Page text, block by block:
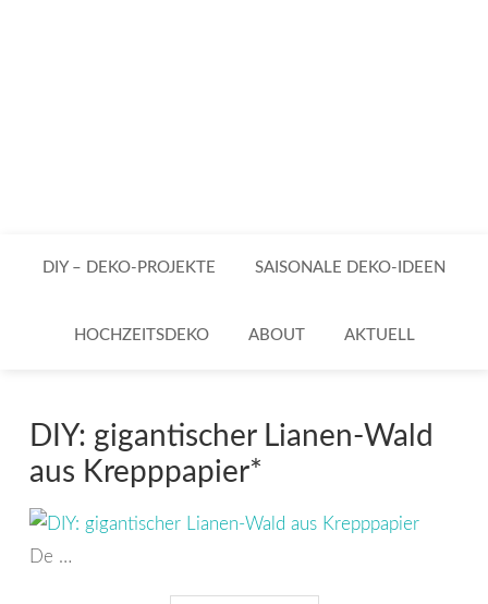
DIY – DEKO-PROJEKTE SAISONALE DEKO-IDEEN
HOCHZEITSDEKO ABOUT AKTUELL
DIY: gigantischer Lianen-Wald
aus Krepppapier*
De …